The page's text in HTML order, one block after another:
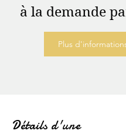
à la demande
Plus
Détails d'une